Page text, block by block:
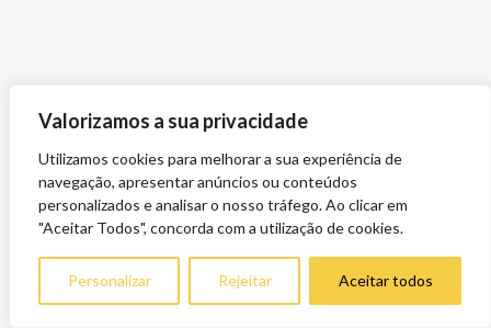
Valorizamos a sua privacidade
Utilizamos cookies para melhorar a sua experiência de
navegação, apresentar anúncios ou conteúdos
personalizados e analisar o nosso tráfego. Ao clicar em
"Aceitar Todos", concorda com a utilização de cookies.
Personalizar Rejeitar Aceitar todos